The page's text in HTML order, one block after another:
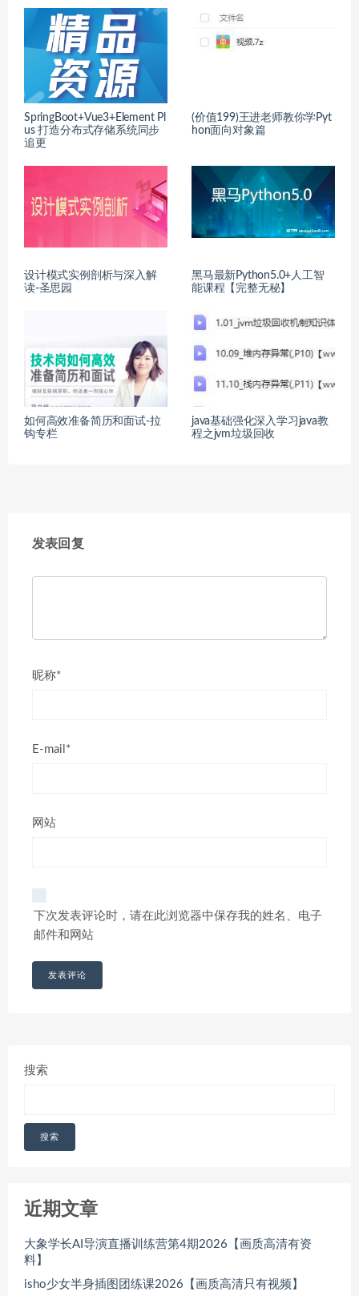
SpringBoot+Vue3+Element Pl
us 打造分布式存储系统同步
追更
(价值199)王进老师教你学Pyt
hon面向对象篇
设计模式实例剖析与深入解
读-圣思园
黑马最新Python5.0+人工智
能课程【完整无秘】
如何高效准备简历和面试-拉
钩专栏
java基础强化深入学习java教
程之jvm垃圾回收
发表回复
昵称*
E-mail*
网站
下次发表评论时，请在此浏览器中保存我的姓名、电子
邮件和网站
搜索
搜索
近期文章
大象学长AI导演直播训练营第4期2026【画质高清有资
料】
isho少女半身插图团练课2026【画质高清只有视频】